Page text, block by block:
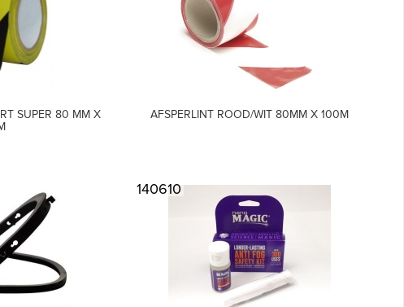
SUPER 80 MM X
AFSPERLINT ROOD/WIT 80MM X 100M
140610